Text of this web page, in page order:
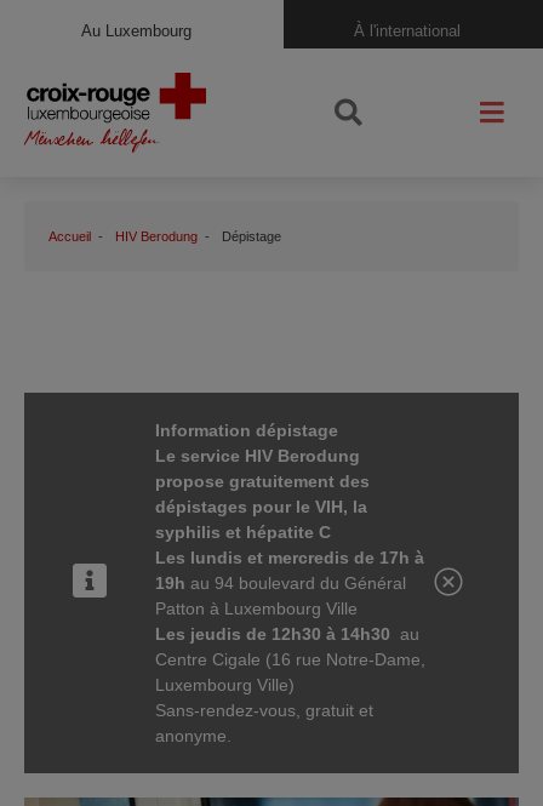
Au Luxembourg À l'international
Accueil HIV Berodung Dépistage
Information dépistage
Le service HIV Berodung
propose gratuitement des
dépistages pour le VIH, la
syphilis et hépatite C
Les lundis et mercredis de 17h à
19h au 94 boulevard du Général
Patton à Luxembourg Ville
Les jeudis de 12h30 à 14h30 au
Centre Cigale (16 rue Notre-Dame,
Luxembourg Ville)
Sans-rendez-vous, gratuit et
anonyme.